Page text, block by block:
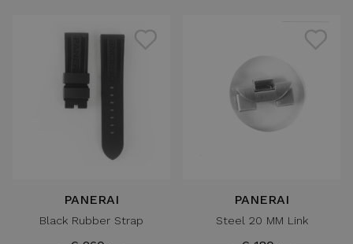
PANERAI
Black Rubber Strap
PANERAI
Steel 20 MM Link